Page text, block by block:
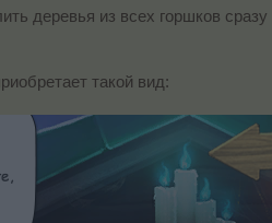
деревья из всех горшков
такой вид: